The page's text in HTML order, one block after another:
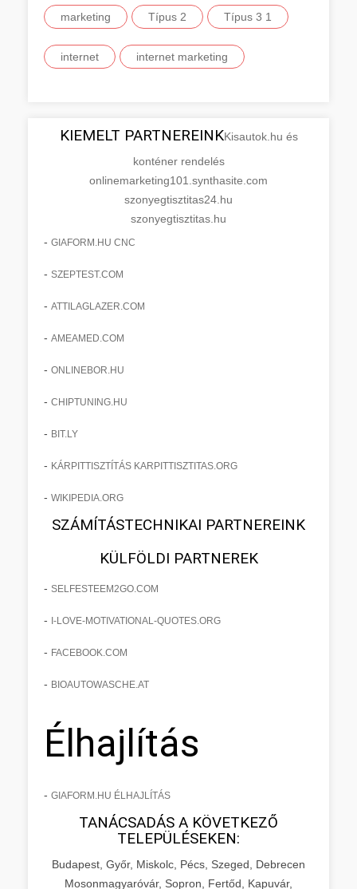
marketing Típus 2 Típus 3 1
internet internet marketing
KIEMELT PARTNEREINKKisautok.hu és
konténer rendelés
onlinemarketing101.synthasite.com
szonyegtisztitas24.hu
szonyegtisztitas.hu
- GIAFORM.HU CNC
- SZEPTEST.COM
- ATTILAGLAZER.COM
- AMEAMED.COM
- ONLINEBOR.HU
- CHIPTUNING.HU
- BIT.LY
- KÁRPITTISZTÍTÁS KARPITTISZTITAS.ORG
- WIKIPEDIA.ORG
SZÁMÍTÁSTECHNIKAI PARTNEREINK
KÜLFÖLDI PARTNEREK
- SELFESTEEM2GO.COM
- I-LOVE-MOTIVATIONAL-QUOTES.ORG
- FACEBOOK.COM
- BIOAUTOWASCHE.AT
Élhajlítás
- GIAFORM.HU ÉLHAJLÍTÁS
TANÁCSADÁS A KÖVETKEZŐ
TELEPÜLÉSEKEN:
Budapest, Győr, Miskolc, Pécs, Szeged, Debrecen
Mosonmagyaróvár, Sopron, Fertőd, Kapuvár,